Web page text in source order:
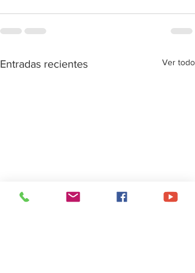
Entradas recientes Ver todo